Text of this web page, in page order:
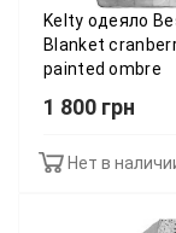
Kelty одеяло
Blanket
painted ombre
1 800 грн
Нет в